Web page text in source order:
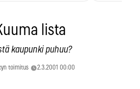
lista
kaupunki puhuu?
toimitus 2.3.2001 00:00